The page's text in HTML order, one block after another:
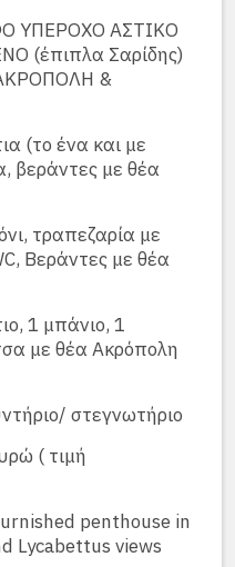
ΥΠΕΡΟΧΟ ΑΣΤΙΚΟ
(έπιπλα Σαρίδης)
&
(το ένα και με
βεράντες με θέα
τραπεζαρία με
Bεράντες με θέα
1 μπάνιο, 1
με θέα Ακρόπολη
στεγνωτήριο
( τιμή
penthouse in
Lycabettus views